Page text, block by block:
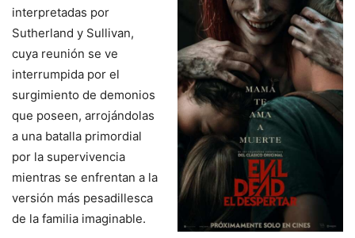
interpretadas por
Sutherland y Sullivan,
cuya reunión se ve
interrumpida por el
surgimiento de demonios
que poseen, arrojándolas
a una batalla primordial
por la supervivencia
mientras se enfrentan a la
versión más pesadillesca
de la familia imaginable.